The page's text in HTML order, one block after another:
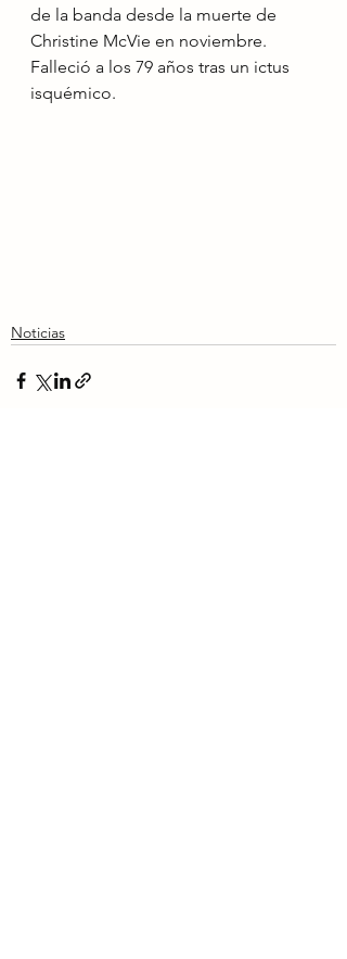
de la banda desde la muerte de
Christine McVie en noviembre.
Falleció a los 79 años tras un ictus
isquémico.
Noticias